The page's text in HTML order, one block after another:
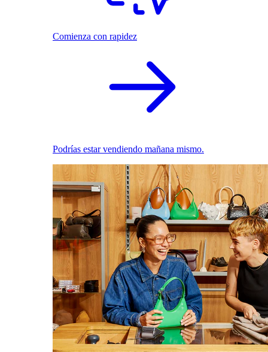
Comienza con rapidez
Podrías estar vendiendo mañana mismo.